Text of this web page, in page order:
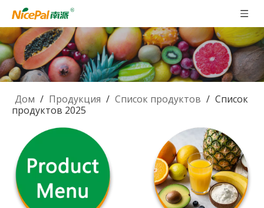
Дом / Продукция / Список продуктов / Список
продуктов 2025